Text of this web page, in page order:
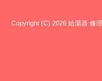
Copyright (C) 2026 給湯器 修